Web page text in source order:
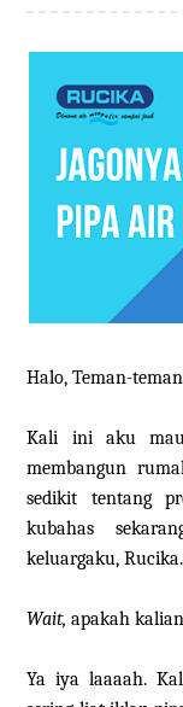
Halo, Teman-
Kali ini aku mau
membangun
sedikit tentang
kubahas
keluargaku, Rucika.
Wait,apakah
Ya iya laaaah.